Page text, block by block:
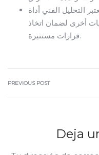
التحليل الفني أداة
أخرى لضمان اتخاذ
قرارات مستنيرة.
PREVIOUS POST
Deja